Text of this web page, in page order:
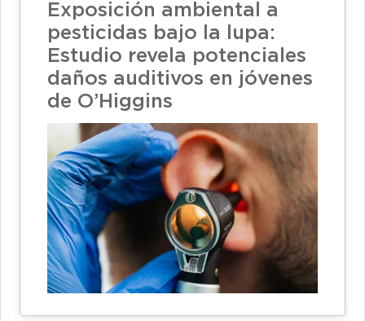
Exposición ambiental a
pesticidas bajo la lupa:
Estudio revela potenciales
daños auditivos en jóvenes
de O’Higgins